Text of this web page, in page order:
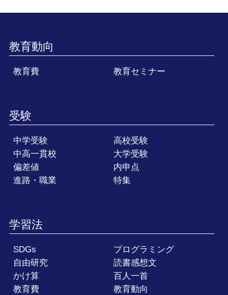
教育動向
教育費 教育セミナー
受験
中学受験
高校受験
中高一貫校
大学受験
偏差値
内申点
進路・職業
特集
学習法
SDGs
プログラミング
自由研究
読書感想文
かけ算
百人一首
教育費
教育動向